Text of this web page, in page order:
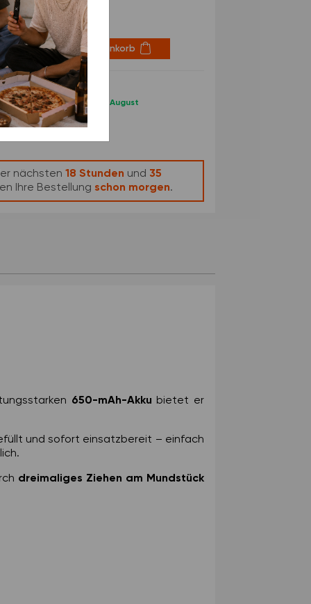
07. August - Sunday, 09. August
€
nächsten 18 Stunden und 35
Ihre Bestellung schon morgen.
In den Warenkorb
650-mAh-Akku bietet er
und sofort einsatzbereit – einfach
dreimaliges Ziehen am Mundstück